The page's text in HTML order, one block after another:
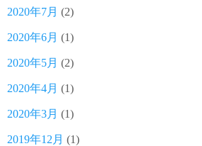
2020年7月 (2)
2020年6月 (1)
2020年5月 (2)
2020年4月 (1)
2020年3月 (1)
2019年12月 (1)